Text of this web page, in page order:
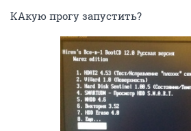
КАкую прогу запустить?